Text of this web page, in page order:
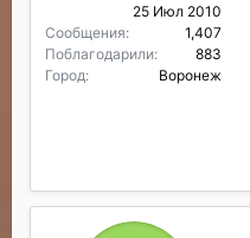
25 Июл 2010
Сообщения
1,407
Поблагодарили
883
Город
Воронеж